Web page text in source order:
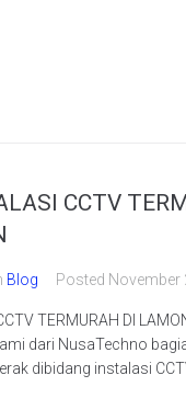
CCTV
Blog Posted November
TERMURAH DI
dari NusaTechno
dibidang instalasi